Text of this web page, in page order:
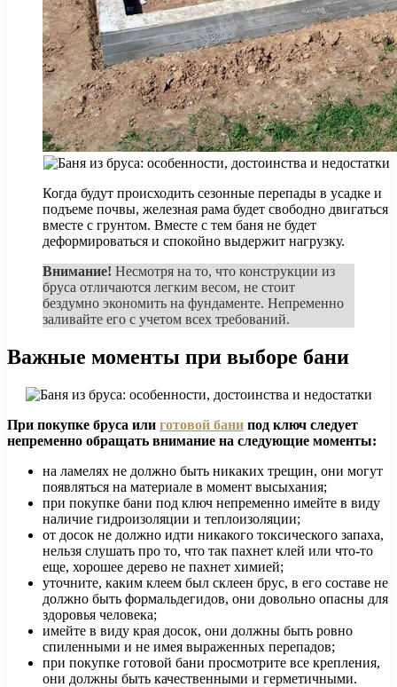
Когда будут происходить сезонные перепады в усадке и
подъеме почвы, железная рама будет свободно двигаться
вместе с грунтом. Вместе с тем баня не будет
деформироваться и спокойно выдержит нагрузку.
Внимание! Несмотря на то, что конструкции из
бруса отличаются легким весом, не стоит
бездумно экономить на фундаменте. Непременно
заливайте его с учетом всех требований.
Важные моменты при выборе бани
При покупке бруса или готовой бани под ключ следует
непременно обращать внимание на следующие моменты:
на ламелях не должно быть никаких трещин, они могут
появляться на материале в момент высыхания;
при покупке бани под ключ непременно имейте в виду
наличие гидроизоляции и теплоизоляции;
от досок не должно идти никакого токсического запаха,
нельзя слушать про то, что так пахнет клей или что-то
еще, хорошее дерево не пахнет химией;
уточните, каким клеем был склеен брус, в его составе не
должно быть формальдегидов, они довольно опасны для
здоровья человека;
имейте в виду края досок, они должны быть ровно
спиленными и не имея выраженных перепадов;
при покупке готовой бани просмотрите все крепления,
они должны быть качественными и герметичными.